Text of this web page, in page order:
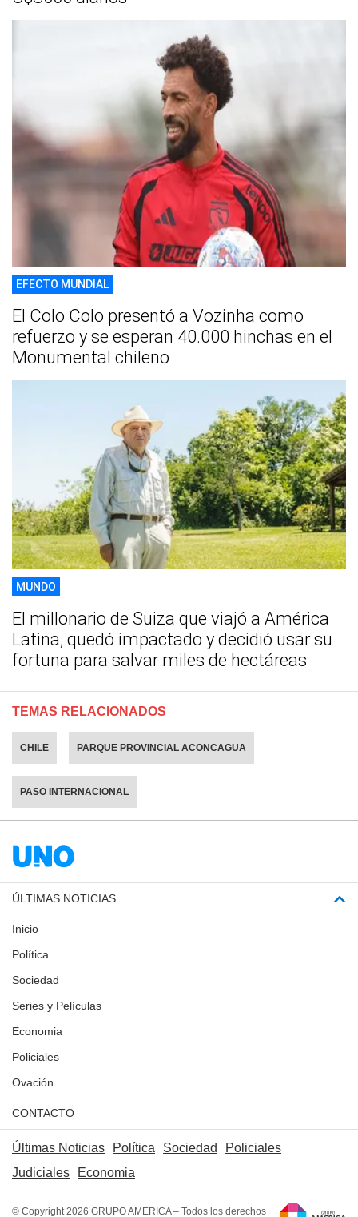
EFECTO MUNDIAL
El Colo Colo presentó a Vozinha como
refuerzo y se esperan 40.000 hinchas en el
Monumental chileno
MUNDO
El millonario de Suiza que viajó a América
Latina, quedó impactado y decidió usar su
fortuna para salvar miles de hectáreas
TEMAS RELACIONADOS
CHILE PARQUE PROVINCIAL ACONCAGUA
PASO INTERNACIONAL
ÚLTIMAS NOTICIAS
Inicio
Política
Sociedad
Series y Películas
Economia
Policiales
Ovación
CONTACTO
Últimas Noticias Política Sociedad
Policiales
Judiciales
Economia
© Copyright 2026 GRUPO AMERICA – Todos los derechos